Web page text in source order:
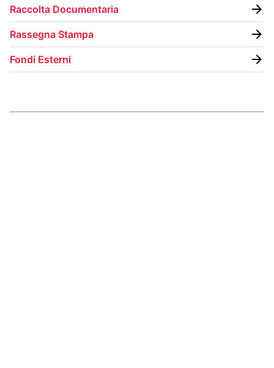
Raccolta Documentaria
Rassegna Stampa
Fondi Esterni